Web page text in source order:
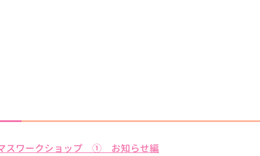
スワークショップ ① お知らせ編